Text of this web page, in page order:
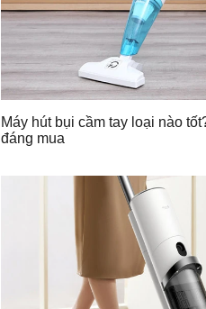
Máy hút bụi cầm tay loại nào
đáng mua